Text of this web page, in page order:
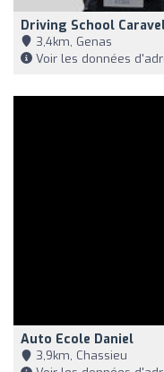
Driving School
3,4km, Genas
Voir les données
Auto Ecole Daniel
3,9km, Chassieu